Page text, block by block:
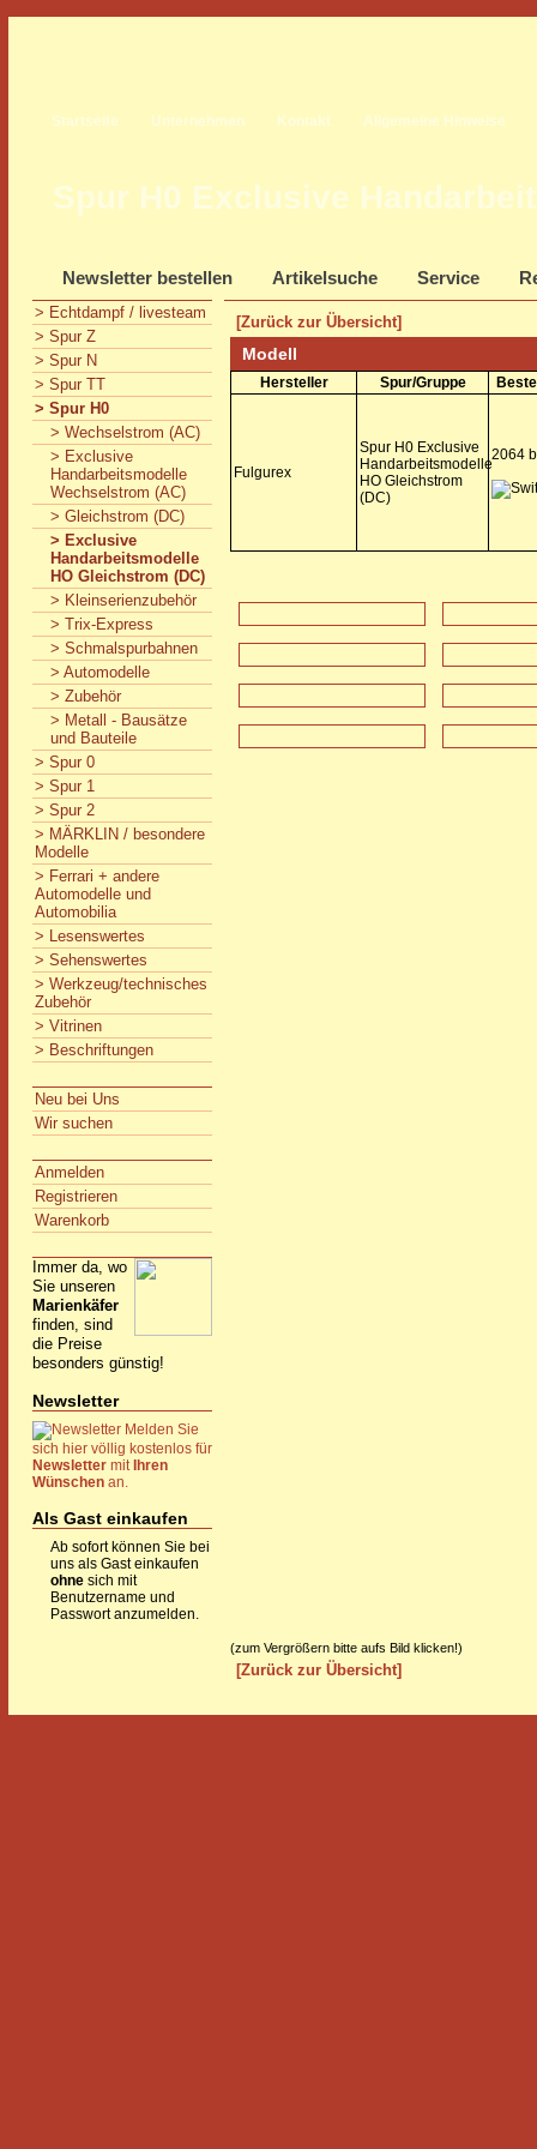
Startseite Unternehmen Kontakt Allgemeine Hinweise
Spur H0 Exclusive
Newsletter bestellen Artikelsuche Service
> Echtdampf / livesteam
> Spur Z
> Spur N
> Spur TT
> Spur H0
> Wechselstrom (AC)
> Exclusive
Handarbeitsmodelle
Wechselstrom (AC)
> Gleichstrom (DC)
> Exclusive
Handarbeitsmodelle
HO Gleichstrom (DC)
> Kleinserienzubehör
> Trix-Express
> Schmalspurbahnen
> Automodelle
> Zubehör
> Metall - Bausätze
und Bauteile
> Spur 0
> Spur 1
> Spur 2
> MÄRKLIN / besondere
Modelle
> Ferrari + andere
Automodelle und
Automobilia
> Lesenswertes
> Sehenswertes
> Werkzeug/technisches
Zubehör
> Vitrinen
> Beschriftungen
Neu bei Uns
Wir suchen
Anmelden
Registrieren
Warenkorb
Immer da, wo
Sie unseren
Marienkäfer
finden, sind
die Preise
besonders günstig!
Newsletter
Melden Sie
sich hier völlig kostenlos für
Newsletter mit Ihren
Wünschen an.
Als Gast einkaufen
Ab sofort können Sie bei
uns als Gast einkaufen
ohne sich mit
Benutzername und
Passwort anzumelden.
[Zurück zur Übersicht]
Modell
Hersteller Spur/Gruppe
Fulgurex
Spur H0 Exclusive
Handarbeitsmodelle
HO Gleichstrom
(DC)
2064 b
(zum Vergrößern bitte aufs Bild klicken!)
[Zurück zur Übersicht]